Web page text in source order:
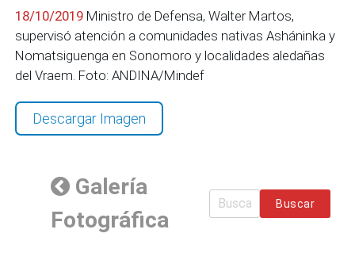
18/10/2019 Ministro de Defensa, Walter Martos,
supervisó atención a comunidades nativas Asháninka y
Nomatsiguenga en Sonomoro y localidades aledañas
del Vraem. Foto: ANDINA/Mindef
Descargar Imagen
Galería
Fotográfica
Buscar